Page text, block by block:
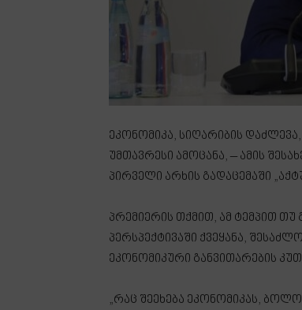
ეკონომიკა, სიღარიბის
უმთავრესი ამოცანა, – ამის
პირველი არხის გადაცემაში
პრემიერის თქმით, ამ ტემპით
პერსპექტივაში ქვეყანა,
ეკონომიკური განვითარების
„რაც შეეხება ეკონომიკას,